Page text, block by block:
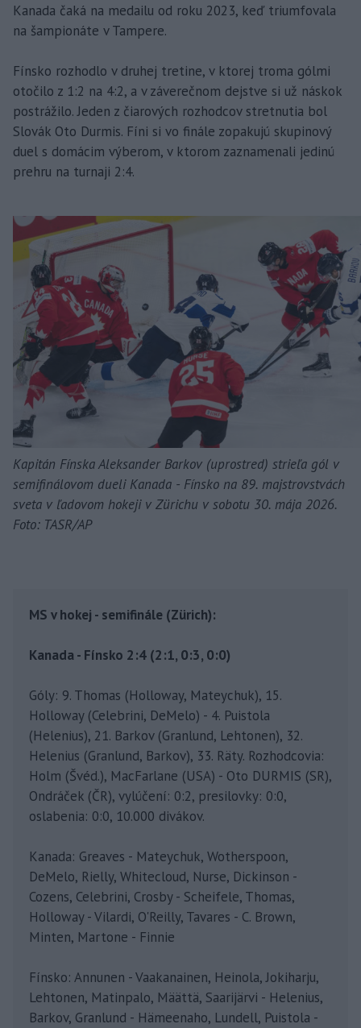
Kanada čaká na medailu od roku 2023, keď triumfovala
na šampionáte v Tampere.
Fínsko rozhodlo v druhej tretine, v ktorej troma gólmi
otočilo z 1:2 na 4:2, a v záverečnom dejstve si už náskok
postrážilo. Jeden z čiarových rozhodcov stretnutia bol
Slovák Oto Durmis. Fíni si vo finále zopakujú skupinový
duel s domácim výberom, v ktorom zaznamenali jedinú
prehru na turnaji 2:4.
Kapitán Fínska Aleksander Barkov (uprostred) strieľa gól v
semifinálovom dueli Kanada - Fínsko na 89. majstrovstvách
sveta v ľadovom hokeji v Zürichu v sobotu 30. mája 2026.
Foto: TASR/AP
MS v hokej - semifinále (Zürich):
Kanada - Fínsko 2:4 (2:1, 0:3, 0:0)
Góly: 9. Thomas (Holloway, Mateychuk), 15.
Holloway (Celebrini, DeMelo) - 4. Puistola
(Helenius), 21. Barkov (Granlund, Lehtonen), 32.
Helenius (Granlund, Barkov), 33. Räty. Rozhodcovia:
Holm (Švéd.), MacFarlane (USA) - Oto DURMIS (SR),
Ondráček (ČR), vylúčení: 0:2, presilovky: 0:0,
oslabenia: 0:0, 10.000 divákov.
Kanada: Greaves - Mateychuk, Wotherspoon,
DeMelo, Rielly, Whitecloud, Nurse, Dickinson -
Cozens, Celebrini, Crosby - Scheifele, Thomas,
Holloway - Vilardi, O'Reilly, Tavares - C. Brown,
Minten, Martone - Finnie
Fínsko: Annunen - Vaakanainen, Heinola, Jokiharju,
Lehtonen, Matinpalo, Määttä, Saarijärvi - Helenius,
Barkov, Granlund - Hämeenaho, Lundell, Puistola -